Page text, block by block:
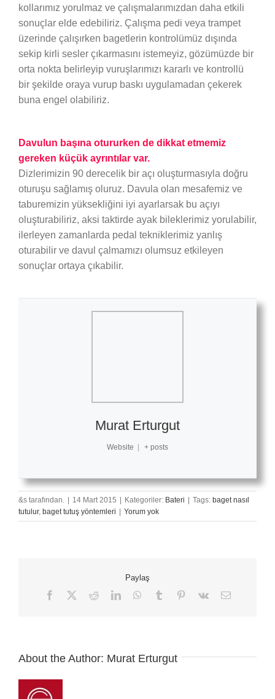
kollarımız yorulmaz ve çalışmalarımızdan daha etkili
sonuçlar elde edebiliriz. Çalışma pedi veya trampet
üzerinde çalışırken bagetlerin kontrolümüz dışında
sekip kirli sesler çıkarmasını istemeyiz, gözümüzde bir
orta nokta belirleyip vuruşlarımızı kararlı ve kontrollü
bir şekilde oraya vurup baskı uygulamadan çekerek
buna engel olabiliriz.
Davulun başına otururken de dikkat etmemiz
gereken küçük ayrıntılar var.
Dizlerimizin 90 derecelik bir açı oluşturmasıyla doğru
oturuşu sağlamış oluruz. Davula olan mesafemiz ve
taburemizin yüksekliğini iyi ayarlarsak bu açıyı
oluşturabiliriz, aksi taktirde ayak bileklerimiz yorulabilir,
ilerleyen zamanlarda pedal tekniklerimiz yanlış
oturabilir ve davul çalmamızı olumsuz etkileyen
sonuçlar ortaya çıkabilir.
Murat Erturgut
Website + posts
&s tarafından. 14 Mart 2015 Kategoriler: Bateri Tags: baget nasıl
tutulur, baget tutuş yöntemleri Yorum yok
Paylaş
Facebook RedditLinkedInWhatsApp
Tumblr Pinterest
Vk
E-
About the Author: Murat Erturgut